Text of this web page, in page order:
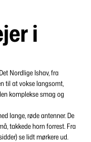
i
Nordlige Ishav, fra
til at vokse langsomt,
komplekse smag og
lange, røde antenner. De
takkede horn forrest. Fra
se lidt mørkere ud.